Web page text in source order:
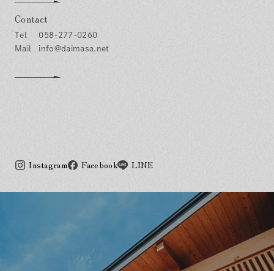
Contact
058-277-0260
info@daimasa.net
Instagram Facebook LINE